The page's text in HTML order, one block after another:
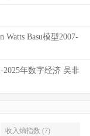
Watts Basu模型2007-
2025年数字经济 吴非
收入熵指数 (7)